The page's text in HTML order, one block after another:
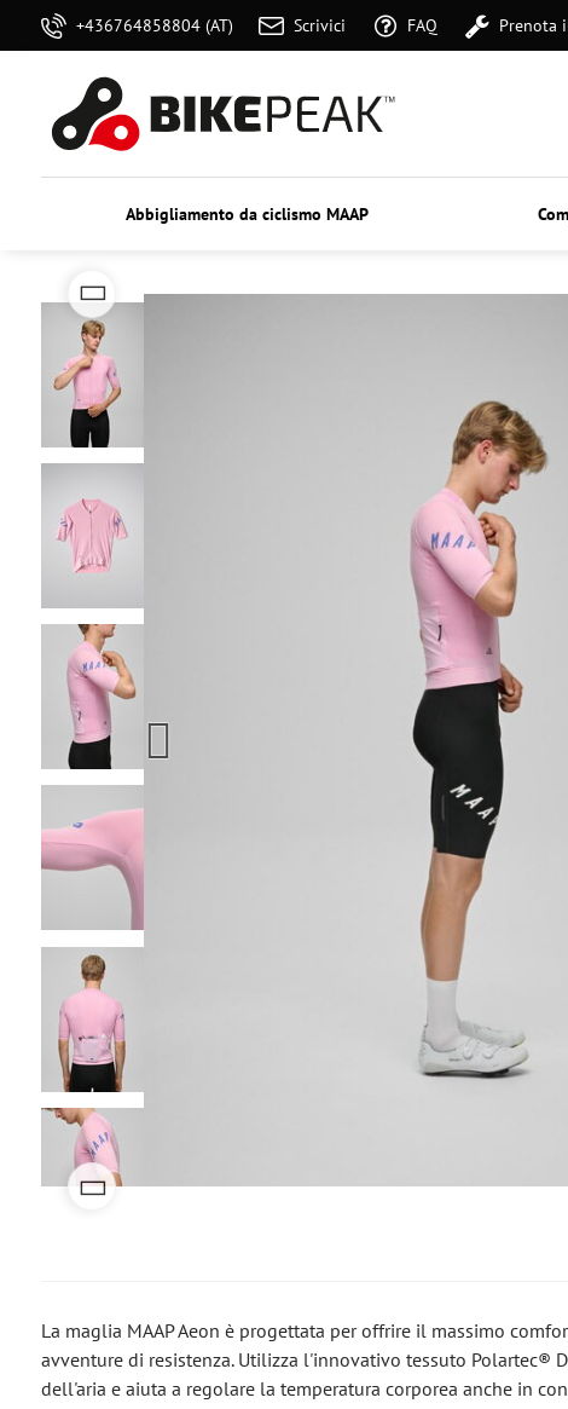
+436764858804 (AT) Scrivici FAQ Prenota
Abbigliamento da ciclismo MAAP
La maglia MAAP Aeon è progettata per offrire il massimo
avventure di resistenza. Utilizza l'innovativo tessuto
dell'aria e aiuta a regolare la temperatura corporea anche in